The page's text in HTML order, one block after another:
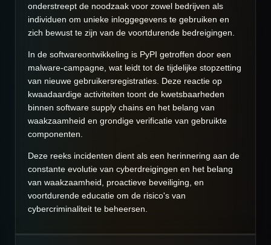
onderstreept de noodzaak voor zowel bedrijven als
individuen om unieke inloggegevens te gebruiken en
zich bewust te zijn van de voortdurende bedreigingen.
In de softwareontwikkeling is PyPI getroffen door een
malware-campagne, wat leidt tot de tijdelijke stopzetting
van nieuwe gebruikersregistraties. Deze reactie op
kwaadaardige activiteiten toont de kwetsbaarheden
binnen software supply chains en het belang van
waakzaamheid en grondige verificatie van gebruikte
componenten.
Deze reeks incidenten dient als een herinnering aan de
constante evolutie van cyberdreigingen en het belang
van waakzaamheid, proactieve beveiliging, en
voortdurende educatie om de risico's van
cybercriminaliteit te beheersen.